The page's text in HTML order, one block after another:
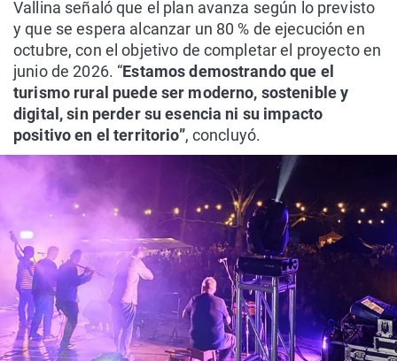
Vallina señaló que el plan avanza según lo previsto
y que se espera alcanzar un 80 % de ejecución en
octubre, con el objetivo de completar el proyecto en
junio de 2026. “Estamos demostrando que el
turismo rural puede ser moderno, sostenible y
digital, sin perder su esencia ni su impacto
positivo en el territorio”, concluyó.